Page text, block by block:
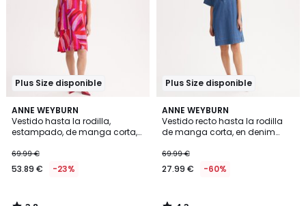
Plus Size disponible
ANNE WEYBURN
Vestido hasta la rodilla,
estampado, de manga corta,
69.99 €
53.89 € -23%
3,8
/ 5
Plus Size disponible
ANNE WEYBURN
Vestido recto hasta la rodilla
de manga corta, en denim
69.99 €
27.99 € -60%
4,3
/ 5